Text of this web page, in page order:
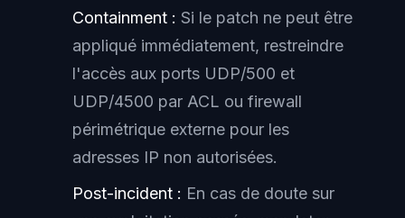
Containment : Si le patch ne peut être
appliqué immédiatement, restreindre
l'accès aux ports UDP/500 et
UDP/4500 par ACL ou firewall
périmétrique externe pour les
adresses IP non autorisées.
Post-incident : En cas de doute sur